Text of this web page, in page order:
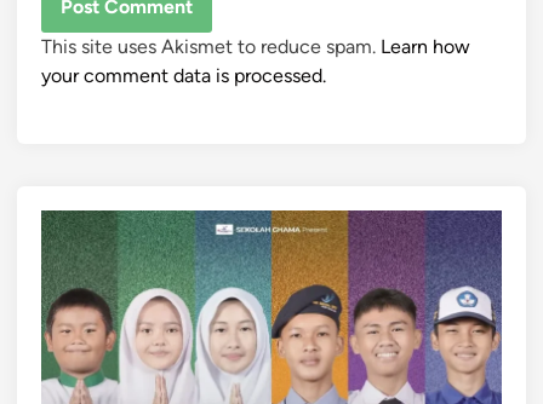
This site uses Akismet to reduce spam. Learn how
your comment data is processed.